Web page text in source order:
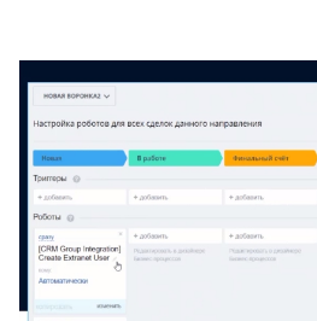
Смотреть проект